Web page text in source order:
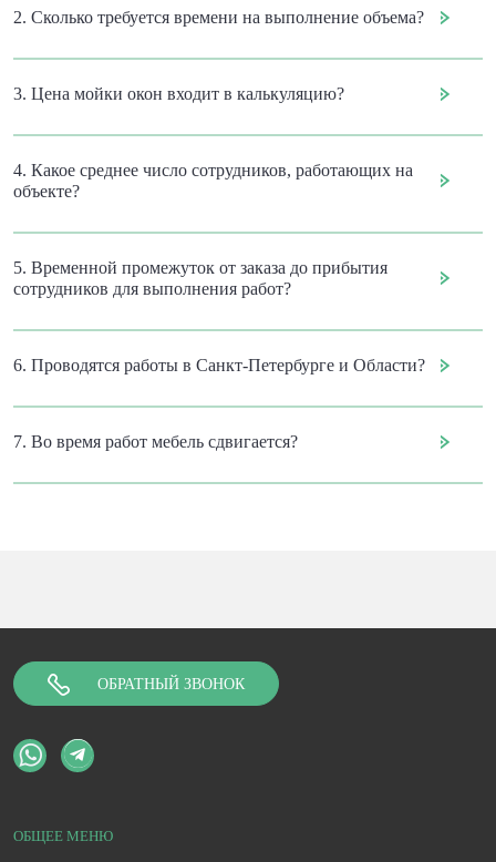
2. Сколько требуется времени на выполнение объема?
3. Цена мойки окон входит в калькуляцию?
4. Какое среднее число сотрудников, работающих на
объекте?
5. Временной промежуток от заказа до прибытия
сотрудников для выполнения работ?
6. Проводятся работы в Санкт-Петербурге и Области?
7. Во время работ мебель сдвигается?
ОБРАТНЫЙ ЗВОНОК
ОБЩЕЕ МЕНЮ